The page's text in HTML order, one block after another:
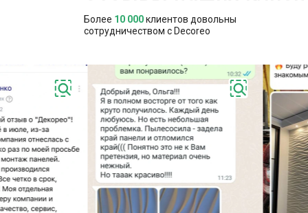
А***а только что заказал(а) обратный
Более 10 000клиентов довольны
сотрудничеством с Decoreo